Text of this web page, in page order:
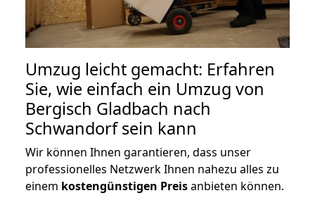
Umzug leicht gemacht: Erfahren
Sie, wie einfach ein Umzug von
Bergisch Gladbach nach
Schwandorf sein kann
Wir können Ihnen garantieren, dass unser
professionelles Netzwerk Ihnen nahezu alles zu
einem kostengünstigen Preisanbieten können.